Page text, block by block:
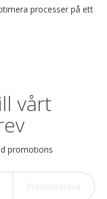
processer på ett
vårt
promotions